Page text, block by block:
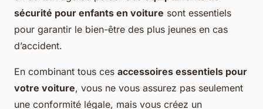
sécurité pour enfants en voiture sont essentiels
pour garantir le bien-être des plus jeunes en cas
d’accident.
En combinant tous ces accessoires essentiels pour
votre voiture, vous ne vous assurez pas seulement
une conformité légale, mais vous créez un